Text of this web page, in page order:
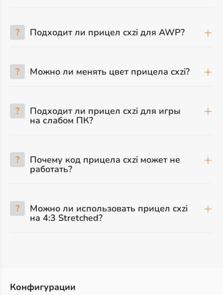
? Подходит ли прицел cxzi для AWP?
? Можно ли менять цвет прицела cxzi?
? Подходит ли прицел cxzi для игры
на слабом ПК?
? Почему код прицела cxzi может не
работать?
? Можно ли использовать прицел cxzi
на 4:3 Stretched?
Конфигурации